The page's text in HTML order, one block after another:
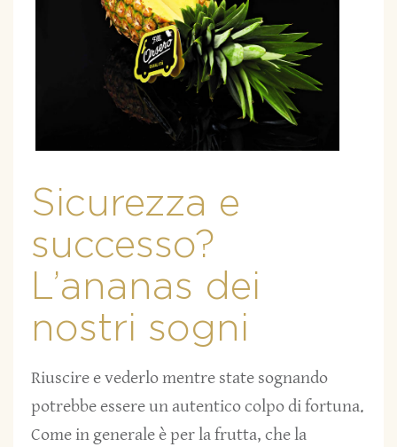
Sicurezza e
successo?
L’ananas dei
nostri sogni
Riuscire e vederlo mentre state sognando
potrebbe essere un autentico colpo di fortuna.
Come in generale è per la frutta, che la